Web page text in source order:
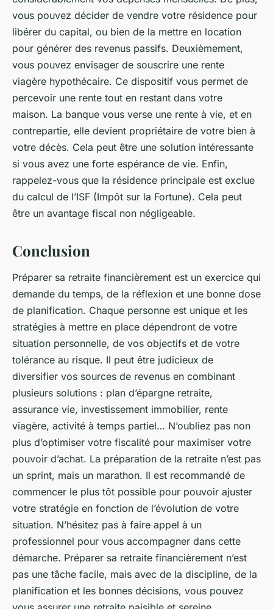
vous pouvez décider de vendre votre résidence pour
libérer du capital, ou bien de la mettre en location
pour générer des revenus passifs. Deuxièmement,
vous pouvez envisager de souscrire une rente
viagère hypothécaire. Ce dispositif vous permet de
percevoir une rente tout en restant dans votre
maison. La banque vous verse une rente à vie, et en
contrepartie, elle devient propriétaire de votre bien à
votre décès. Cela peut être une solution intéressante
si vous avez une forte espérance de vie. Enfin,
rappelez-vous que la résidence principale est exclue
du calcul de l’ISF (Impôt sur la Fortune). Cela peut
être un avantage fiscal non négligeable.
Conclusion
Préparer sa retraite financièrement est un exercice qui
demande du temps, de la réflexion et une bonne dose
de planification. Chaque personne est unique et les
stratégies à mettre en place dépendront de votre
situation personnelle, de vos objectifs et de votre
tolérance au risque. Il peut être judicieux de
diversifier vos sources de revenus en combinant
plusieurs solutions : plan d’épargne retraite,
assurance vie, investissement immobilier, rente
viagère, activité à temps partiel… N’oubliez pas non
plus d’optimiser votre fiscalité pour maximiser votre
pouvoir d’achat. La préparation de la retraite n’est pas
un sprint, mais un marathon. Il est recommandé de
commencer le plus tôt possible pour pouvoir ajuster
votre stratégie en fonction de l’évolution de votre
situation. N’hésitez pas à faire appel à un
professionnel pour vous accompagner dans cette
démarche. Préparer sa retraite financièrement n’est
pas une tâche facile, mais avec de la discipline, de la
planification et les bonnes décisions, vous pouvez